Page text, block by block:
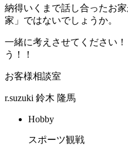
納得いくまで話し合ったお
家」ではないでしょうか。
一緒に考えさせてください
う！！
お客様相談室
r.suzuki 鈴木 隆馬
Hobby
スポーツ観戦